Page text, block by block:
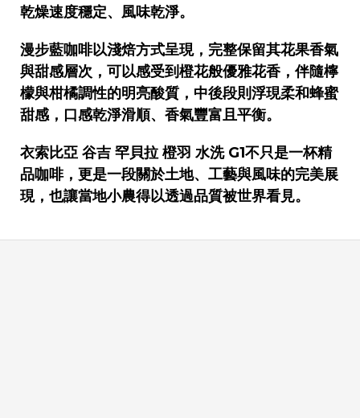
乾燥速度穩定、風味乾淨。
漫步藍咖啡以淺焙方式呈現，完整保留其花果香氣
與甜感層次，可以感受到橙花般優雅花香，伴隨檸
檬與柑橘調性的明亮酸質，中後段則浮現柔和蜂蜜
甜感，口感乾淨滑順、香氣豐富且平衡。
衣索比亞 谷吉 罕貝拉 橙羽 水洗G1不只是一杯精
品咖啡，更是一段關於土地、工藝與風味的完美展
現，也讓當地小農得以透過品質被世界看見。